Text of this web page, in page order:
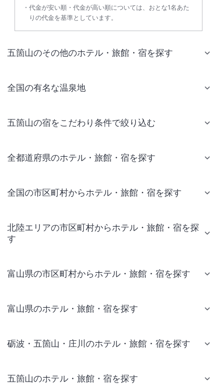
代金が安い順・代金が高い順については、おとな1名あた
りの代金を基準としています。
五箇山のその他のホテル・旅館・宿を探す
全国の有名な温泉地
五箇山の宿をこだわり条件で絞り込む
全都道府県のホテル・旅館・宿を探す
全国の市区町村からホテル・旅館・宿を探す
北陸エリアの市区町村からホテル・旅館・宿を探
す
富山県の市区町村からホテル・旅館・宿を探す
富山県のホテル・旅館・宿を探す
砺波・五箇山・庄川のホテル・旅館・宿を探す
五箇山のホテル・旅館・宿を探す